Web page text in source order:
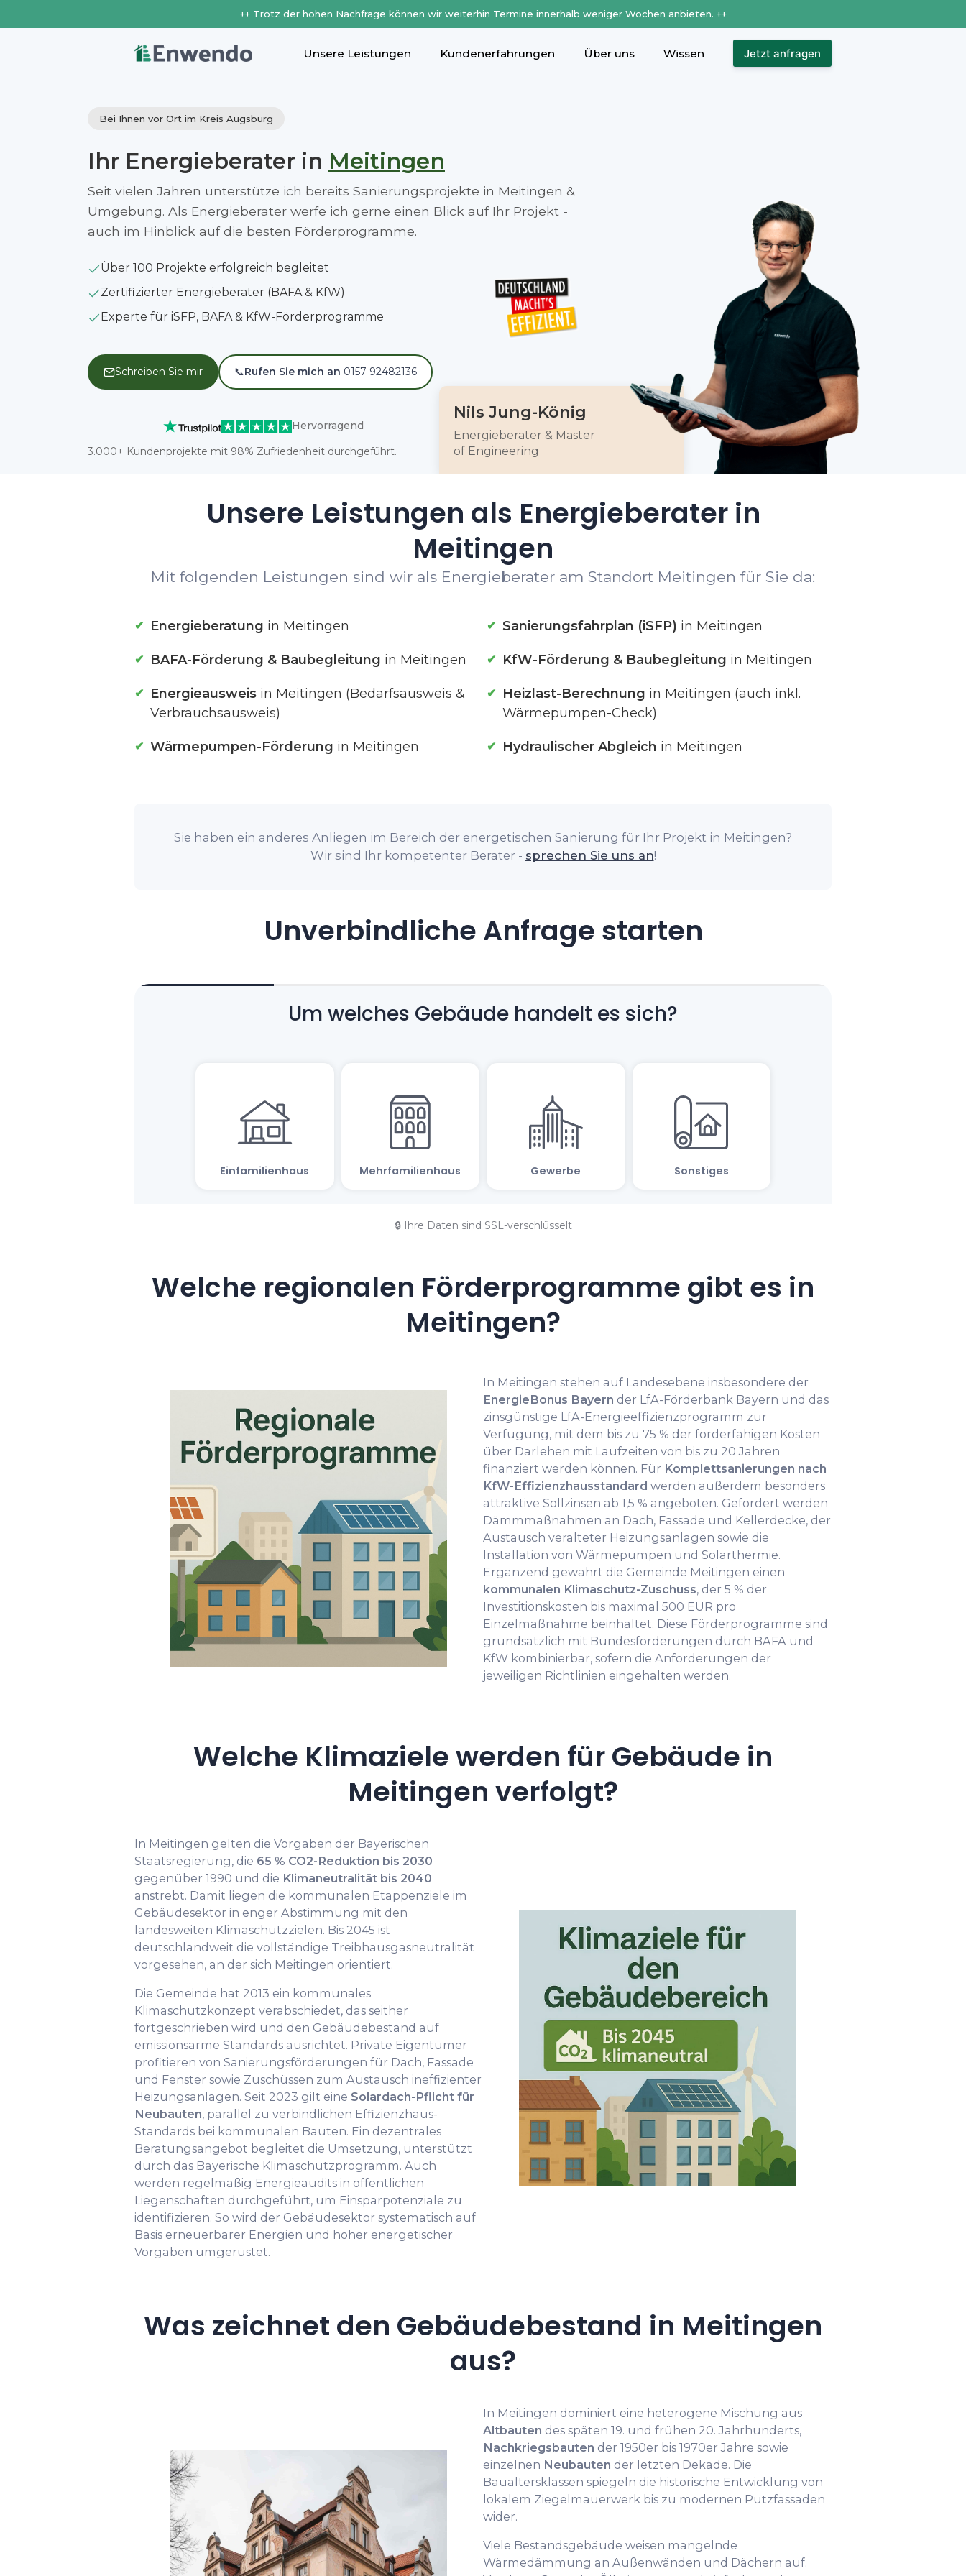
++ Trotz der hohen Nachfrage können wir weiterhin Termine innerhalb weniger Wochen anbieten. ++
Unsere Leistungen Kundenerfahrungen Über uns Wissen Jetzt anfragen
Bei Ihnen vor Ort im Kreis Augsburg
Ihr Energieberater in Meitingen
Seit vielen Jahren unterstütze ich bereits Sanierungsprojekte in Meitingen &
Umgebung. Als Energieberater werfe ich gerne einen Blick auf Ihr Projekt -
auch im Hinblick auf die besten Förderprogramme.
Über 100 Projekte erfolgreich begleitet
Zertifizierter Energieberater (BAFA & KfW)
Experte für iSFP, BAFA & KfW-Förderprogramme
Schreiben Sie mir 📞Rufen Sie mich an 0157 92482136
Hervorragend
3.000+ Kundenprojekte mit 98% Zufriedenheit durchgeführt.
Nils Jung-König
Energieberater & Master
of Engineering
Unsere Leistungen als Energieberater in
Meitingen
Mit folgenden Leistungen sind wir als Energieberater am Standort Meitingen für Sie da:
Energieberatung in Meitingen Sanierungsfahrplan (iSFP) in Meitingen
BAFA-Förderung & Baubegleitung in Meitingen KfW-Förderung & Baubegleitung in Meitingen
Energieausweis in Meitingen (Bedarfsausweis &
Verbrauchsausweis)
Heizlast-Berechnung in Meitingen (auch inkl.
Wärmepumpen-Check)
Wärmepumpen-Förderung in Meitingen Hydraulischer Abgleich in Meitingen
Sie haben ein anderes Anliegen im Bereich der energetischen Sanierung für Ihr Projekt in Meitingen?
Wir sind Ihr kompetenter Berater - sprechen Sie uns an!
Unverbindliche Anfrage starten
🔒 Ihre Daten sind SSL-verschlüsselt
Welche regionalen Förderprogramme gibt es in
Meitingen?
In Meitingen stehen auf Landesebene insbesondere der
EnergieBonus Bayern der LfA-Förderbank Bayern und das
zinsgünstige LfA-Energieeffizienzprogramm zur
Verfügung, mit dem bis zu 75 % der förderfähigen Kosten
über Darlehen mit Laufzeiten von bis zu 20 Jahren
finanziert werden können. Für Komplettsanierungen nach
KfW-Effizienzhausstandard werden außerdem besonders
attraktive Sollzinsen ab 1,5 % angeboten. Gefördert werden
Dämmmaßnahmen an Dach, Fassade und Kellerdecke, der
Austausch veralteter Heizungsanlagen sowie die
Installation von Wärmepumpen und Solarthermie.
Ergänzend gewährt die Gemeinde Meitingen einen
kommunalen Klimaschutz-Zuschuss, der 5 % der
Investitionskosten bis maximal 500 EUR pro
Einzelmaßnahme beinhaltet. Diese Förderprogramme sind
grundsätzlich mit Bundesförderungen durch BAFA und
KfW kombinierbar, sofern die Anforderungen der
jeweiligen Richtlinien eingehalten werden.
Welche Klimaziele werden für Gebäude in
Meitingen verfolgt?
In Meitingen gelten die Vorgaben der Bayerischen
Staatsregierung, die 65 % CO2-Reduktion bis 2030
gegenüber 1990 und die Klimaneutralität bis 2040
anstrebt. Damit liegen die kommunalen Etappenziele im
Gebäudesektor in enger Abstimmung mit den
landesweiten Klimaschutzzielen. Bis 2045 ist
deutschlandweit die vollständige Treibhausgasneutralität
vorgesehen, an der sich Meitingen orientiert.
Die Gemeinde hat 2013 ein kommunales
Klimaschutzkonzept verabschiedet, das seither
fortgeschrieben wird und den Gebäudebestand auf
emissionsarme Standards ausrichtet. Private Eigentümer
profitieren von Sanierungsförderungen für Dach, Fassade
und Fenster sowie Zuschüssen zum Austausch ineffizienter
Heizungsanlagen. Seit 2023 gilt eine Solardach-Pflicht für
Neubauten, parallel zu verbindlichen Effizienzhaus-
Standards bei kommunalen Bauten. Ein dezentrales
Beratungsangebot begleitet die Umsetzung, unterstützt
durch das Bayerische Klimaschutzprogramm. Auch
werden regelmäßig Energieaudits in öffentlichen
Liegenschaften durchgeführt, um Einsparpotenziale zu
identifizieren. So wird der Gebäudesektor systematisch auf
Basis erneuerbarer Energien und hoher energetischer
Vorgaben umgerüstet.
Was zeichnet den Gebäudebestand in Meitingen
aus?
In Meitingen dominiert eine heterogene Mischung aus
Altbauten des späten 19. und frühen 20. Jahrhunderts,
Nachkriegsbauten der 1950er bis 1970er Jahre sowie
einzelnen Neubauten der letzten Dekade. Die
Baualtersklassen spiegeln die historische Entwicklung von
lokalem Ziegelmauerwerk bis zu modernen Putzfassaden
wider.
Viele Bestandsgebäude weisen mangelnde
Wärmedämmung an Außenwänden und Dächern auf.